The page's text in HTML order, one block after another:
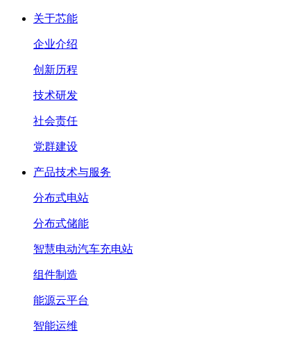
关于芯能
企业介绍
创新历程
技术研发
社会责任
党群建设
产品技术与服务
分布式电站
分布式储能
智慧电动汽车充电站
组件制造
能源云平台
智能运维